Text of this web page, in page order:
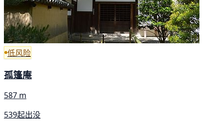
低风险
孤篷庵
587 m
539起出没